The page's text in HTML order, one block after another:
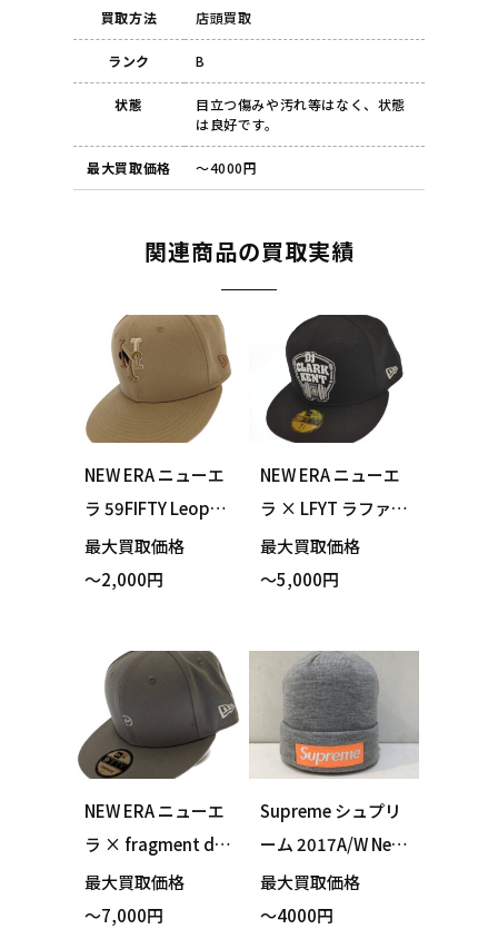
買取方法 店頭買取
ランク B
状態
目立つ傷みや汚れ等はなく、状態
は良好です。
最大買取価格 ～4000円
関連商品の買取実績
NEW ERA ニューエ
ラ 59FIFTY Leopar
d Kingdom ニュー
ヨーク・メッツ キ
た！
最大買取価格
～2,000円
NEW ERA ニューエ
ラ × LFYT ラファイ
エット × DJ CLARK
KENT 59FIFTY キャ
最大買取価格
～5,000円
NEW ERA ニューエ
ラ × fragment des
ign フラグメントデ
ザイン 9FIFTY キャ
最大買取価格
～7,000円
Supreme シュプリ
ーム 2017A/W New
Era Box Logo Bea
nie ニューエラ ボッ
最大買取価格
～4000円